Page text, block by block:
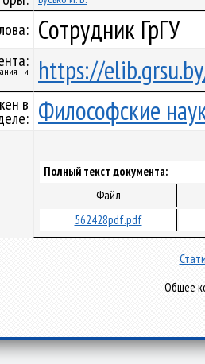
Сотрудник ГрГУ
и https://
в Философские
Полный текст документа:
Файл
562428pdf.pdf
Общее